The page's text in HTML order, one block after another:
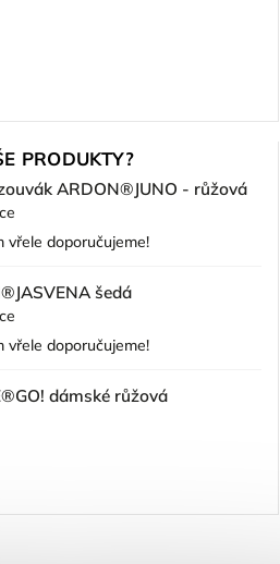
PRODUKTY?
ARDON®JUNO - růžová
vřele doporučujeme!
šedá
vřele doporučujeme!
dámské růžová